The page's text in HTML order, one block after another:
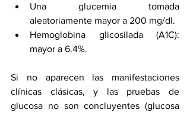
Una glucemia tomada
aleatoriamente mayor a 200 mg/dl.
Hemoglobina glicosilada (A1C):
mayor a 6.4%.
Si no aparecen las manifestaciones
clínicas clásicas, y las pruebas de
glucosa no son concluyentes (glucosa